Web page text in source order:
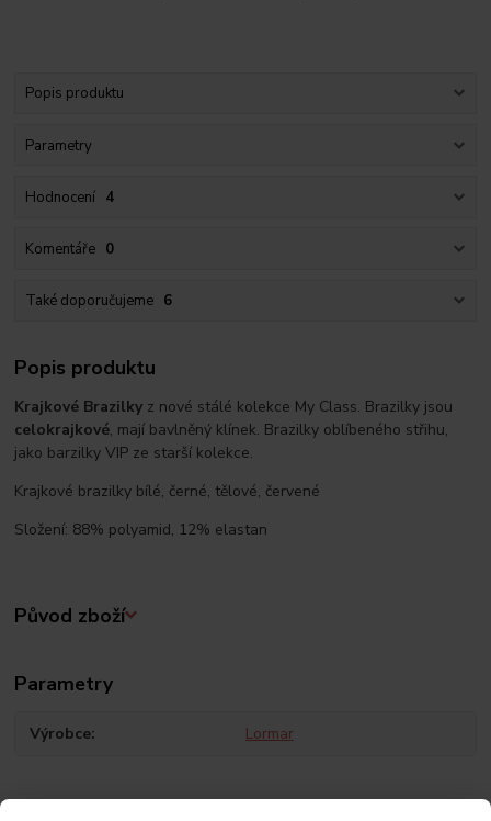
Popis produktu
Parametry
Hodnocení 4
Komentáře 0
Také doporučujeme 6
Popis produktu
Krajkové Brazilky z nové stálé kolekce My Class. Brazilky jsou
celokrajkové, mají bavlněný klínek. Brazilky oblíbeného střihu,
jako barzilky VIP ze starší kolekce.
Krajkové brazilky bílé, černé, tělové, červené
Složení: 88% polyamid, 12% elastan
Původ zboží
Parametry
Výrobce Lormar